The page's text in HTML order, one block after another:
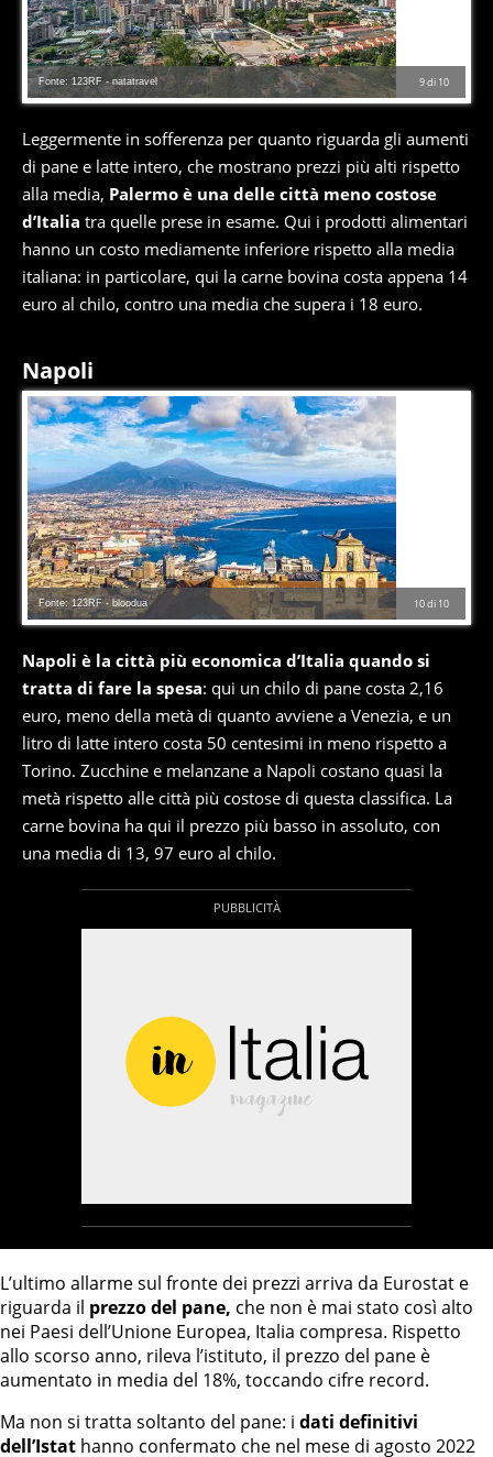
9di 10
Fonte: 123RF - natatravel
Leggermente in sofferenza per quanto riguarda gli aumenti
di pane e latte intero, che mostrano prezzi più alti rispetto
alla media, Palermo è una delle città meno costose
d’Italia tra quelle prese in esame. Qui i prodotti alimentari
hanno un costo mediamente inferiore rispetto alla media
italiana: in particolare, qui la carne bovina costa appena 14
euro al chilo, contro una media che supera i 18 euro.
Napoli
10di 10
Fonte: 123RF - bloodua
Napoli è la città più economica d’Italia quando si
tratta di fare la spesa: qui un chilo di pane costa 2,16
euro, meno della metà di quanto avviene a Venezia, e un
litro di latte intero costa 50 centesimi in meno rispetto a
Torino. Zucchine e melanzane a Napoli costano quasi la
metà rispetto alle città più costose di questa classifica. La
carne bovina ha qui il prezzo più basso in assoluto, con
una media di 13, 97 euro al chilo.
L’ultimo allarme sul fronte dei prezzi arriva da Eurostat e
riguarda il prezzo del pane, che non è mai stato così alto
nei Paesi dell’Unione Europea, Italia compresa. Rispetto
allo scorso anno, rileva l’istituto, il prezzo del pane è
aumentato in media del 18%, toccando cifre record.
Ma non si tratta soltanto del pane: i dati definitivi
dell’Istat hanno confermato che nel mese di agosto 2022